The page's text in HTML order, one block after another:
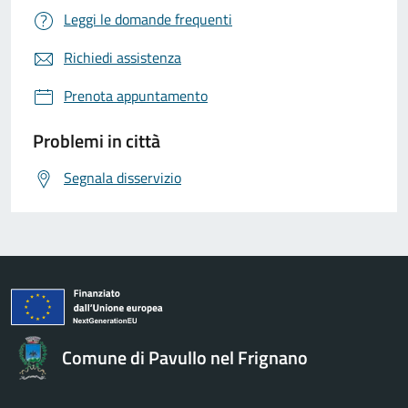
Leggi le domande frequenti
Richiedi assistenza
Prenota appuntamento
Problemi in città
Segnala disservizio
Comune di Pavullo nel Frignano